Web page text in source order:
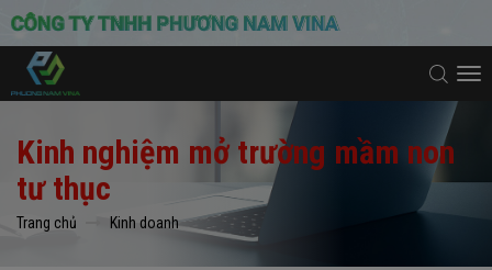
Kinh nghiệm mở trường mầm non
tư thục
Trang chủ Kinh doanh